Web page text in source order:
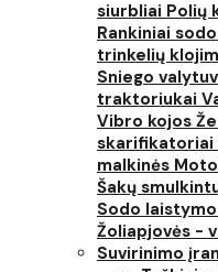
siurbliai Polių
Rankiniai
trinkelių
Sniego
traktoriukai
Vibro kojos
skarifikatoriai
malkinės
Šakų
Sodo
Žoliapjovės -
Suvirinimo